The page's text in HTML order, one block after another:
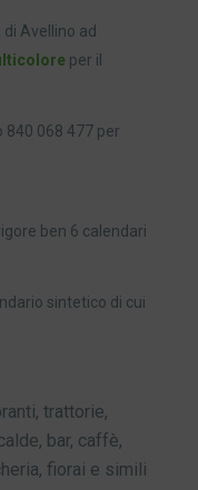
Avellino ad
per il
840 068 477 per
ben 6 calendari
sintetico di cui
trattorie,
bar, caffè,
fiorai e simili